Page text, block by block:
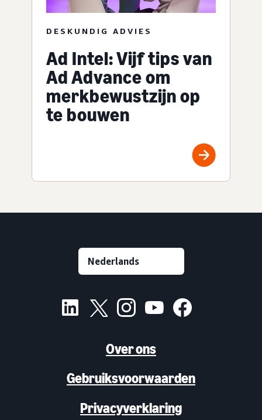
DESKUNDIG ADVIES
Ad Intel: Vijf tips van
Ad Advance om
merkbewustzijn op
te bouwen
Over ons
Gebruiksvoorwaarden
Privacyverklaring